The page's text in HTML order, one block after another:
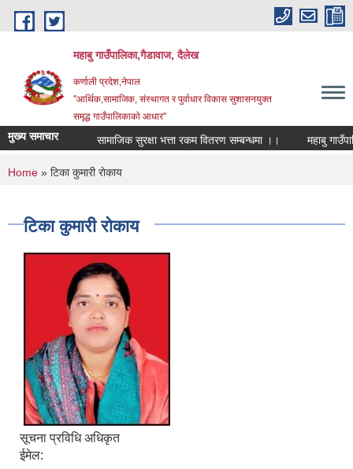
Skip to main content
महाबु गाउँपालिका,गैडावाज, दैलेख
कर्णाली प्रदेश,नेपाल
"आर्थिक,सामाजिक, संस्थागत र पुर्वाधार विकास सुशासनयुक्त
समृद्ध गाउँपालिकाकाे आधार"
मुख्य समाचार सामाजिक सुरक्षा भत्ता रकम वितरण सम्बन्धमा ।।
You are here
Home » टिका कुमारी राेकाय
टिका कुमारी राेकाय
सूचना प्रविधि अधिकृत
ईमेल: